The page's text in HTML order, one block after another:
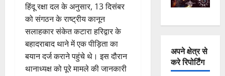
हिंदू रक्षा दल के अनुसार, 13 दिसंबर
को संगठन के राष्ट्रीय कानून
सलाहकार संकेत कटारा हरिद्वार के
बहादराबाद थाने में एक पीड़िता का
बयान दर्ज कराने पहुंचे थे। इस दौरान
थानाध्यक्ष को पूरे मामले की जानकारी
अपने क्षेत्र से
करे रिपोर्टिंग